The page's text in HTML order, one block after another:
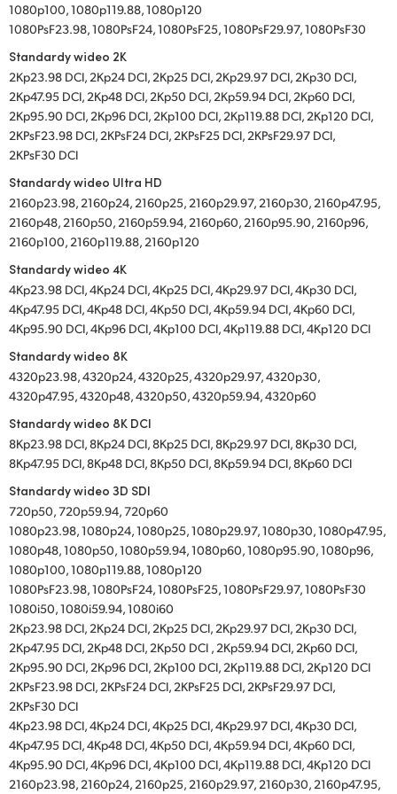
1080p100, 1080p119.88, 1080p120
1080PsF23.98, 1080PsF24, 1080PsF25, 1080PsF29.97, 1080PsF30
Standardy wideo 2K
2Kp23.98 DCI, 2Kp24 DCI, 2Kp25 DCI, 2Kp29.97 DCI, 2Kp30 DCI,
2Kp47.95 DCI, 2Kp48 DCI, 2Kp50 DCI, 2Kp59.94 DCI, 2Kp60 DCI,
2Kp95.90 DCI, 2Kp96 DCI, 2Kp100 DCI, 2Kp119.88 DCI, 2Kp120 DCI,
2KPsF23.98 DCI, 2KPsF24 DCI, 2KPsF25 DCI, 2KPsF29.97 DCI,
2KPsF30 DCI
Standardy wideo Ultra HD
2160p23.98, 2160p24, 2160p25, 2160p29.97, 2160p30, 2160p47.95,
2160p48, 2160p50, 2160p59.94, 2160p60, 2160p95.90, 2160p96,
2160p100, 2160p119.88, 2160p120
Standardy wideo 4K
4Kp23.98 DCI, 4Kp24 DCI, 4Kp25 DCI, 4Kp29.97 DCI, 4Kp30 DCI,
4Kp47.95 DCI, 4Kp48 DCI, 4Kp50 DCI, 4Kp59.94 DCI, 4Kp60 DCI,
4Kp95.90 DCI, 4Kp96 DCI, 4Kp100 DCI, 4Kp119.88 DCI, 4Kp120 DCI
Standardy wideo 8K
4320p23.98, 4320p24, 4320p25, 4320p29.97, 4320p30,
4320p47.95, 4320p48, 4320p50, 4320p59.94, 4320p60
Standardy wideo 8K DCI
8Kp23.98 DCI, 8Kp24 DCI, 8Kp25 DCI, 8Kp29.97 DCI, 8Kp30 DCI,
8Kp47.95 DCI, 8Kp48 DCI, 8Kp50 DCI, 8Kp59.94 DCI, 8Kp60 DCI
Standardy wideo 3D SDI
720p50, 720p59.94, 720p60
1080p23.98, 1080p24, 1080p25, 1080p29.97, 1080p30, 1080p47.95,
1080p48, 1080p50, 1080p59.94, 1080p60, 1080p95.90, 1080p96,
1080p100, 1080p119.88, 1080p120
1080PsF23.98, 1080PsF24, 1080PsF25, 1080PsF29.97, 1080PsF30
1080i50, 1080i59.94, 1080i60
2Kp23.98 DCI, 2Kp24 DCI, 2Kp25 DCI, 2Kp29.97 DCI, 2Kp30 DCI,
2Kp47.95 DCI, 2Kp48 DCI, 2Kp50 DCI , 2Kp59.94 DCI, 2Kp60 DCI,
2Kp95.90 DCI, 2Kp96 DCI, 2Kp100 DCI, 2Kp119.88 DCI, 2Kp120 DCI
2KPsF23.98 DCI, 2KPsF24 DCI, 2KPsF25 DCI, 2KPsF29.97 DCI,
2KPsF30 DCI
4Kp23.98 DCI, 4Kp24 DCI, 4Kp25 DCI, 4Kp29.97 DCI, 4Kp30 DCI,
4Kp47.95 DCI, 4Kp48 DCI, 4Kp50 DCI, 4Kp59.94 DCI, 4Kp60 DCI,
4Kp95.90 DCI, 4Kp96 DCI, 4Kp100 DCI, 4Kp119.88 DCI, 4Kp120 DCI
2160p23.98, 2160p24, 2160p25, 2160p29.97, 2160p30, 2160p47.95,